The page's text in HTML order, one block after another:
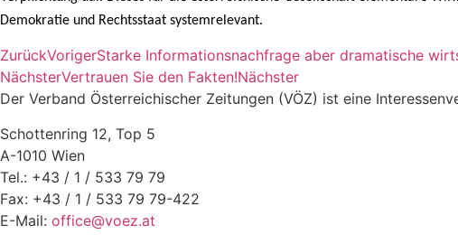
Demokratie und Rechtsstaat systemrelevant.
ZurückVorigerStarke Informationsnachfrage aber dramatische
NächsterVertrauen Sie den Fakten!Nächster
Der Verband Österreichischer Zeitungen (VÖZ) ist eine
Schottenring 12, Top 5
A-1010 Wien
Tel.: +43 / 1 / 533 79 79
Fax: +43 / 1 / 533 79 79-422
E-Mail: office@voez.at